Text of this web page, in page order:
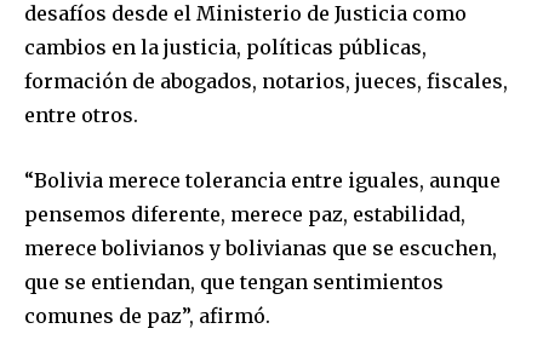
desafíos desde el Ministerio de Justicia como
cambios en la justicia, políticas públicas,
formación de abogados, notarios, jueces, fiscales,
entre otros.
“Bolivia merece tolerancia entre iguales, aunque
pensemos diferente, merece paz, estabilidad,
merece bolivianos y bolivianas que se escuchen,
que se entiendan, que tengan sentimientos
comunes de paz”, afirmó.